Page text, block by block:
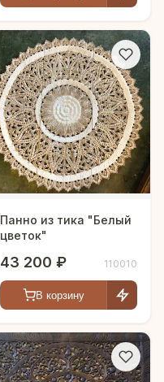
Панно из тика "Белый
цветок"
43 200 ₽ 110010
В корзину